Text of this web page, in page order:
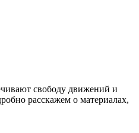
свободу движений и
расскажем о материалах,